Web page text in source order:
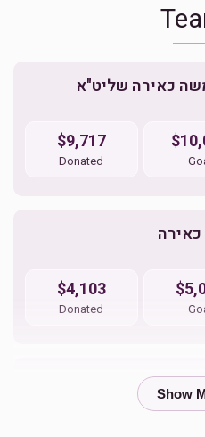
כאירה שליט"א
$9,717
Donated
כאירה
$4,103
Donated
טעללער